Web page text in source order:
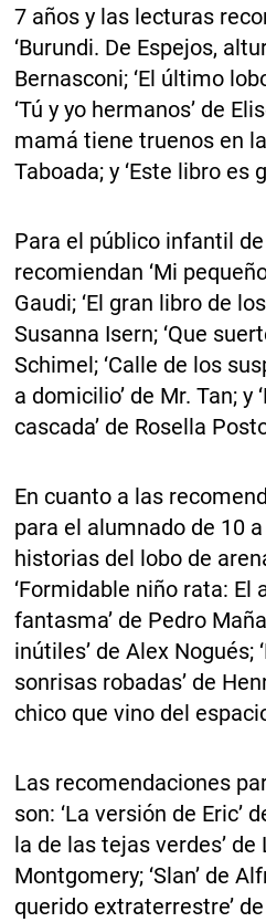
7 años y las lecturas
‘Burundi. De Espejos,
Bernasconi; ‘El último
‘Tú y yo hermanos’ de
mamá tiene truenos en la
Taboada; y ‘Este libro es
Para el público infantil
recomiendan ‘Mi
Gaudi; ‘El gran libro de
Susanna Isern; ‘Que
Schimel; ‘Calle de los
a domicilio’ de Mr. Tan; y
cascada’ de Rosella
En cuanto a las
para el alumnado de 10 a
historias del lobo de
‘Formidable niño rata: El
fantasma’ de Pedro
inútiles’ de Alex Nogués;
sonrisas robadas’ de
chico que vino del
Las recomendaciones
son: ‘La versión de Eric’
la de las tejas verdes’ de
Montgomery; ‘Slan’ de
querido extraterrestre’